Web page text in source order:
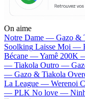
On aime
Notre Dame — Gazo &
Soolking Laisse Moi —
Bécane —Yamê 200K
— Tiakola Outro —
— Gazo & Tiakola
La League — Werenoi
— PLK No love —